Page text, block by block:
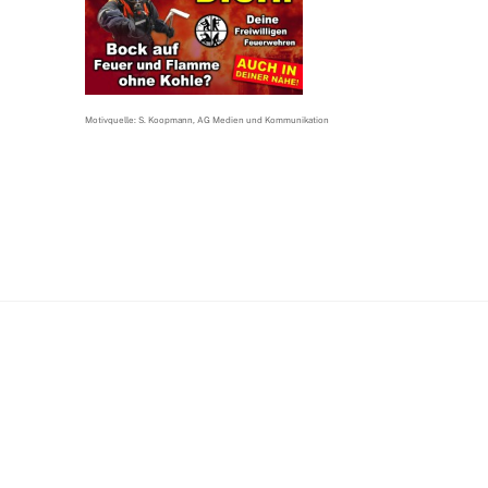
Motivquelle: S. Koopmann, AG Medien und Kommunikation